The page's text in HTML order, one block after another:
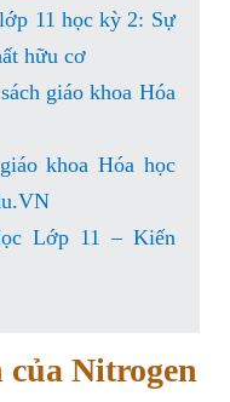
11 học kỳ 2: Sự
hữu cơ
giáo khoa Hóa
khoa Hóa học
Lớp 11 – Kiến
Nitrogen